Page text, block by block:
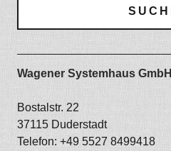
Wagener Systemhaus GmbH
Bostalstr. 22
37115 Duderstadt
Telefon: +49 5527 8499418